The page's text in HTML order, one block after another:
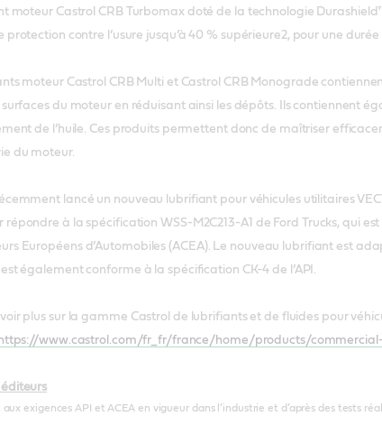
moteur Castrol CRB Turbomax doté de la technologie
protection contre l’usure jusqu’à 40 % supérieure2, pour une
moteur Castrol CRB Multi et Castrol CRB Monograde
surfaces du moteur en réduisant ainsi les dépôts. Ils contiennent
de l’huile. Ces produits permettent donc de maîtriser
du moteur.
lancé un nouveau lubrifiant pour véhicules utilitaires
répondre à la spécification WSS-M2C213-A1 de Ford Trucks, qui
Européens d’Automobiles (ACEA). Le nouveau lubrifiant est
également conforme à la spécification CK-4 de l’API.
plus sur la gamme Castrol de lubrifiants et de fluides pour
https://www.castrol.com/fr_fr/france/home/products/commercial-
exigences API et ACEA en vigueur dans l’industrie et d’après des tests